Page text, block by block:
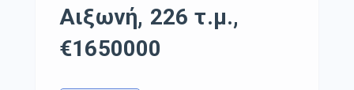
Αιξωνή, 226 τ.μ.,
€1650000